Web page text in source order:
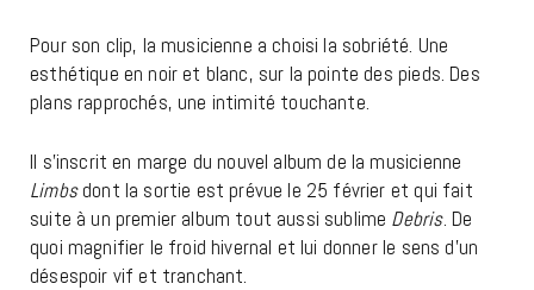
Pour son clip, la musicienne a choisi la sobriété. Une
esthétique en noir et blanc, sur la pointe des pieds. Des
plans rapprochés, une intimité touchante.
Il s’inscrit en marge du nouvel album de la musicienne
Limbsdont la sortie est prévue le 25 février et qui fait
suite à un premier album tout aussi sublime Debris. De
quoi magnifier le froid hivernal et lui donner le sens d’un
désespoir vif et tranchant.